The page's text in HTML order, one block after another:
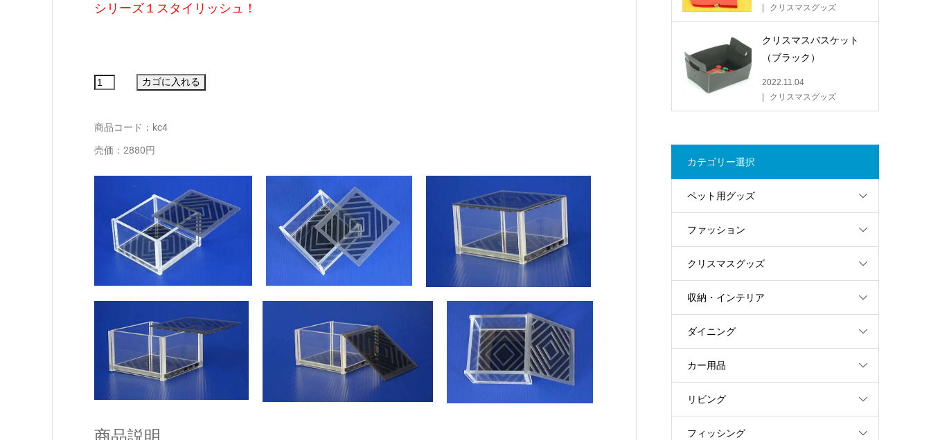
シリーズ１スタイリッシュ！
商品コード：kc4
売価：2880円
クリスマスグッズ
クリスマスバスケット
（ブラック）
2022.11.04
クリスマスグッズ
カテゴリー選択
ペット用グッズ
ファッション
クリスマスグッズ
収納・インテリア
ダイニング
カー用品
リビング
フィッシング